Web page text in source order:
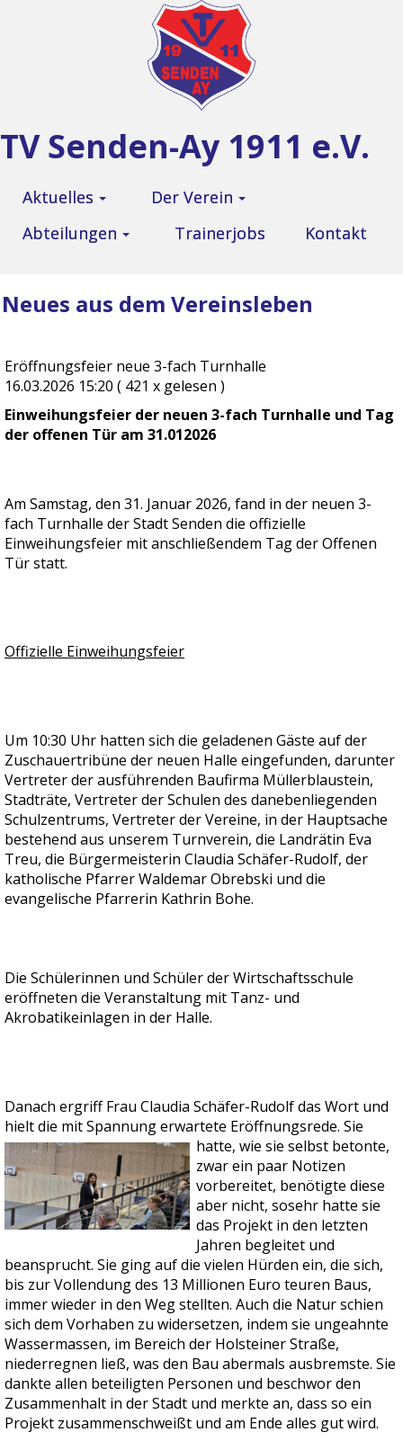
TV Senden-Ay 1911 e.V.
Aktuelles
Der Verein
Abteilungen
Trainerjobs Kontakt
Neues aus dem Vereinsleben
Eröffnungsfeier neue 3-fach Turnhalle
16.03.2026 15:20 ( 421 x gelesen )
Einweihungsfeier der neuen 3-fach Turnhalle und Tag
der offenen Tür am 31.012026
Am Samstag, den 31. Januar 2026, fand in der neuen 3-
fach Turnhalle der Stadt Senden die offizielle
Einweihungsfeier mit anschließendem Tag der Offenen
Tür statt.
Offizielle Einweihungsfeier
Um 10:30 Uhr hatten sich die geladenen Gäste auf der
Zuschauertribüne der neuen Halle eingefunden, darunter
Vertreter der ausführenden Baufirma Müllerblaustein,
Stadträte, Vertreter der Schulen des danebenliegenden
Schulzentrums, Vertreter der Vereine, in der Hauptsache
bestehend aus unserem Turnverein, die Landrätin Eva
Treu, die Bürgermeisterin Claudia Schäfer-Rudolf, der
katholische Pfarrer Waldemar Obrebski und die
evangelische Pfarrerin Kathrin Bohe.
Die Schülerinnen und Schüler der Wirtschaftsschule
eröffneten die Veranstaltung mit Tanz- und
Akrobatikeinlagen in der Halle.
Danach ergriff Frau Claudia Schäfer-Rudolf das Wort und
hielt die mit Spannung erwartete Eröffnungsrede. Sie
hatte, wie sie selbst betonte,
zwar ein paar Notizen
vorbereitet, benötigte diese
aber nicht, sosehr hatte sie
das Projekt in den letzten
Jahren begleitet und
beansprucht. Sie ging auf die vielen Hürden ein, die sich,
bis zur Vollendung des 13 Millionen Euro teuren Baus,
immer wieder in den Weg stellten. Auch die Natur schien
sich dem Vorhaben zu widersetzen, indem sie ungeahnte
Wassermassen, im Bereich der Holsteiner Straße,
niederregnen ließ, was den Bau abermals ausbremste. Sie
dankte allen beteiligten Personen und beschwor den
Zusammenhalt in der Stadt und merkte an, dass so ein
Projekt zusammenschweißt und am Ende alles gut wird.